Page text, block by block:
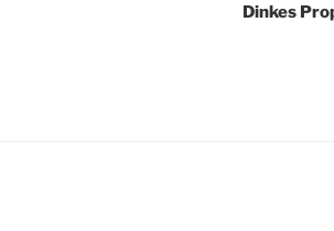
Dinkes